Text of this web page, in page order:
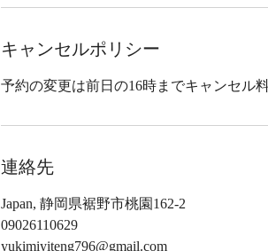
キャンセルポリシー
予約の変更は前日の16時までキャンセル
連絡先
Japan, 静岡県裾野市桃園162-2
09026110629
yukimiyiteng796@gmail.com